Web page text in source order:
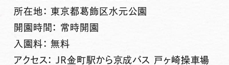
所在地： 東京都葛飾区水元公園
開園時間： 常時開園
入園料： 無料
アクセス： JR金町駅から京成バス 戸ヶ崎操車場